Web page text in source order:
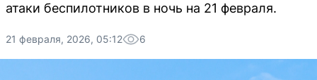
атаки беспилотников в ночь на 21 февраля.
21 февраля, 2026, 05:12 6